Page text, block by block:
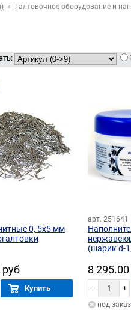
Галтовочное оборудование и
0, 5х5 мм
Купить
арт. 251641
(шарик d-
8
– +
под